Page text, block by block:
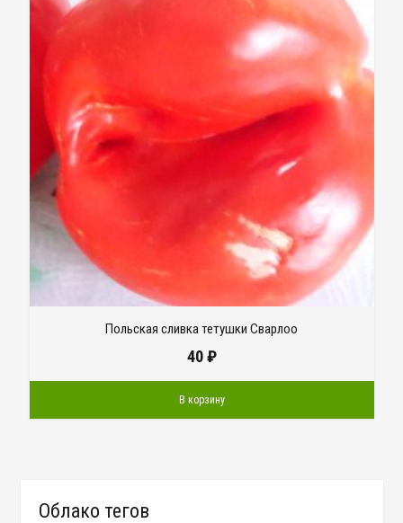
Польская сливка тетушки Сварлоо
40₽
В корзину
Облако тегов